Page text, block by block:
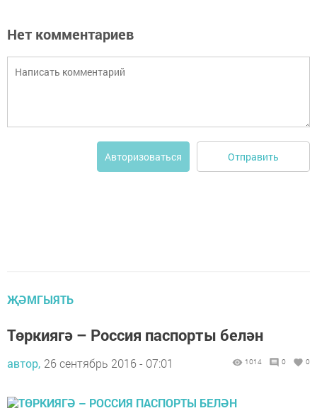
Нет комментариев
Авторизоваться Отправить
ҖӘМГЫЯТЬ
Төркиягә – Россия паспорты белән
автор, 26 сентябрь 2016 - 07:01 1014 0 0